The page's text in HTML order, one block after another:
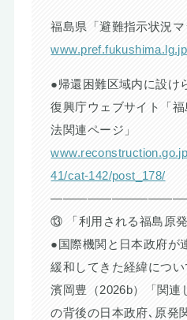
福島県「避難指示状況
●帰還困難区域内に設け
復興庁ウェブサイト「
法関連ページ」
41/cat-142/post_178/
⑬ 「利用される福島原発
●国際機関と日本政府が
緩和してきた経緯につい
濱岡豊（2026b）「関連
の背後の日本政府､原発